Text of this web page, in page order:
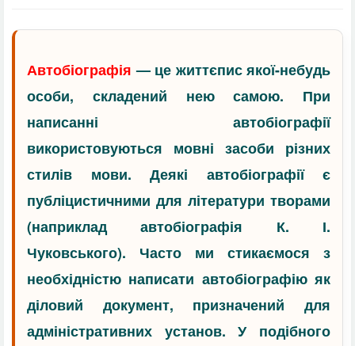
Автобіографія — це життєпис якої-небудь
особи, складений нею самою. При
написанні автобіографії
використовуються мовні засоби різних
стилів мови. Деякі автобіографії є
публіцистичними для літератури творами
(наприклад автобіографія К. І.
Чуковського). Часто ми стикаємося з
необхідністю написати автобіографію як
діловий документ, призначений для
адміністративних установ. У подібного